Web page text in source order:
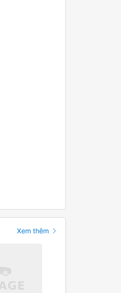
Xem thêm